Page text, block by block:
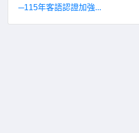
─115年客語認證加強...